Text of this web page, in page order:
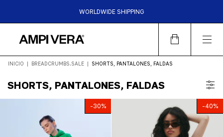
WORLDWIDE SHIPPING
HASTA 6 CUOTAS SIN INTERES | 15%OFF TRANSFERENCIA |
INICIO | BREADCRUMBS.SALE | SHORTS, PANTALONES, FALDAS
SHORTS, PANTALONES, FALDAS
-30% -40%